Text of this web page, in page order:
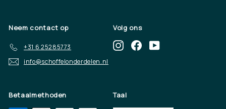
Neem contact op
+31 6 25285773
info@schoffelonderdelen.nl
Volg ons
InstagramFacebook
Betaalmethoden Taal